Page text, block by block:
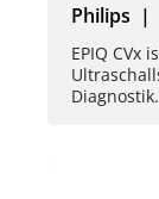
Philips |
EPIQ CVx
Diagnostik.